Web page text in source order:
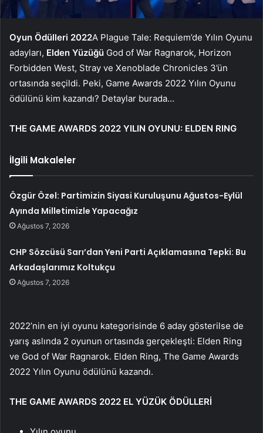
Oyun Ödülleri 2022A Plague Tale: Requiem’de Yılın Oyunu
adayları, Elden Yüzüğü God of War Ragnarok, Horizon
Forbidden West, Stray ve Xenoblade Chronicles 3’ün
ortasında seçildi. Peki, Game Awards 2022 Yılın Oyunu
ödülünü kim kazandı? Detaylar burada…
THE GAME AWARDS 2022 YILIN OYUNU: ELDEN RING
İlgili Makaleler
Özgür Özel: Partimizin Siyasi Kuruluşunu Ağustos-Eylül
Ayında Milletimizle Yapacağız
Ağustos 7, 2026
CHP Sözcüsü Sarı’dan Yeni Parti Açıklamasına Tepki: Bu
Arkadaşlarımız Koltukçu
Ağustos 7, 2026
2022’nin en iyi oyunu kategorisinde 6 aday gösterilse de
yarış aslında 2 oyunun ortasında gerçekleşti: Elden Ring
ve God of War Ragnarok. Elden Ring, The Game Awards
2022 Yılın Oyunu ödülünü kazandı.
THE GAME AWARDS 2022 EL YÜZÜK ÖDÜLLERİ